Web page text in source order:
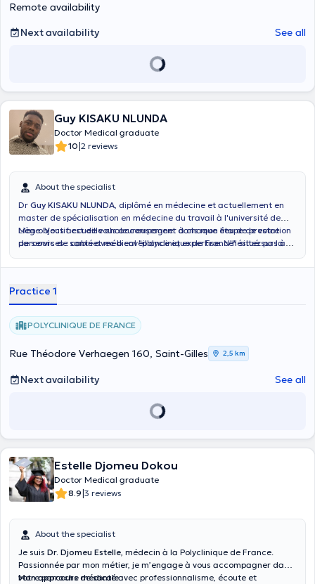
Remote availability
Next availability
See all
Guy KISAKU NLUNDA
Doctor Medical graduate
10|2 reviews
About the specialist
Dr Guy KISAKU NLUNDA, diplômé en médecine et actuellement en
master de spécialisation en médecine du travail à l'université de
Liège. Vous accueille chaleureusement dans mon lieu de prestation
de services : cabinet médical "polyclinique de France" situé sur la
Mon objectif est de vous accompagner à chaque étape de votre
parcours de santé avec bienveillance et expertise. N'hésitez pas à
Practice 1
POLYCLINIQUE DE FRANCE
Rue Théodore Verhaegen 160, Saint-Gilles 2,5 km
Next availability See all
Estelle Djomeu Dokou
Doctor Medical graduate
8.9|3 reviews
About the specialist
Je suis Dr. Djomeu Estelle, médecin à la Polyclinique de France.
Passionnée par mon métier, je m’engage à vous accompagner dans
votre parcours de santé avec professionnalisme, écoute et
Mon approche médicale :